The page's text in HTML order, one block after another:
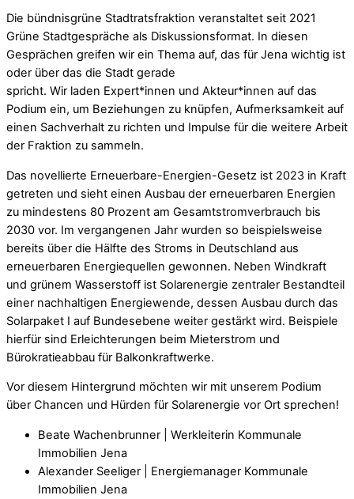
Die bündnisgrüne Stadtratsfraktion veranstaltet seit 2021
Grüne Stadtgespräche als Diskussionsformat. In diesen
Gesprächen greifen wir ein Thema auf, das für Jena wichtig ist
oder über das die Stadt gerade
spricht. Wir laden Expert*innen und Akteur*innen auf das
Podium ein, um Beziehungen zu knüpfen, Aufmerksamkeit auf
einen Sachverhalt zu richten und Impulse für die weitere Arbeit
der Fraktion zu sammeln.
Das novellierte Erneuerbare-Energien-Gesetz ist 2023 in Kraft
getreten und sieht einen Ausbau der erneuerbaren Energien
zu mindestens 80 Prozent am Gesamtstromverbrauch bis
2030 vor. Im vergangenen Jahr wurden so beispielsweise
bereits über die Hälfte des Stroms in Deutschland aus
erneuerbaren Energiequellen gewonnen. Neben Windkraft
und grünem Wasserstoff ist Solarenergie zentraler Bestandteil
einer nachhaltigen Energiewende, dessen Ausbau durch das
Solarpaket I auf Bundesebene weiter gestärkt wird. Beispiele
hierfür sind Erleichterungen beim Mieterstrom und
Bürokratieabbau für Balkonkraftwerke.
Vor diesem Hintergrund möchten wir mit unserem Podium
über Chancen und Hürden für Solarenergie vor Ort sprechen!
Beate Wachenbrunner | Werkleiterin Kommunale
Immobilien Jena
Alexander Seeliger | Energiemanager Kommunale
Immobilien Jena